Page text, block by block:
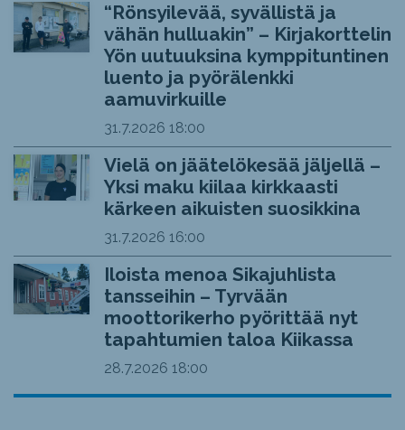
“Rönsyilevää, syvällistä ja
vähän hulluakin” – Kirjakorttelin
Yön uutuuksina kymppituntinen
luento ja pyörälenkki
aamuvirkuille
31.7.2026 18:00
Vielä on jäätelökesää jäljellä –
Yksi maku kiilaa kirkkaasti
kärkeen aikuisten suosikkina
31.7.2026 16:00
Iloista menoa Sikajuhlista
tansseihin – Tyrvään
moottorikerho pyörittää nyt
tapahtumien taloa Kiikassa
28.7.2026 18:00